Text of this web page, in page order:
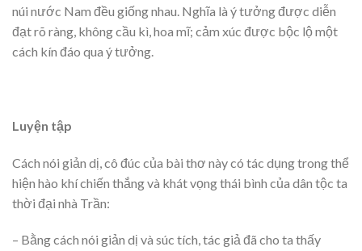
núi nước Nam đều giống nhau. Nghĩa là ý tưởng được diễn
đạt rõ ràng, không cầu kì, hoa mĩ; cảm xúc được bộc lộ một
cách kín đáo qua ý tưởng.
Luyện tập
Cách nói giản dị, cô đúc của bài thơ này có tác dụng trong thể
hiện hào khí chiến thắng và khát vọng thái bình của dân tộc ta
thời đại nhà Trần:
– Bằng cách nói giản dị và súc tích, tác giả đã cho ta thấy